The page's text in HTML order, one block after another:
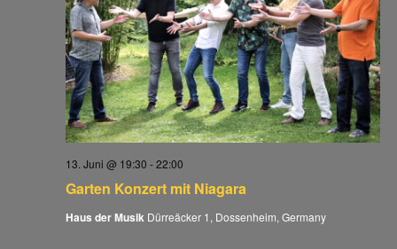
Garten Konzert mit Niagara
13. Juni @ 19:30 -22:00
Haus der Musik Dürreäcker 1, Dossenheim, Germany